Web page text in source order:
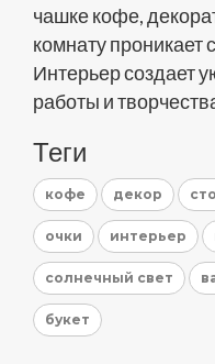
чашке кофе,
комнату проникает
Интерьер создает
работы и
Теги
кофе декор
очки интерьер
солнечный свет
букет